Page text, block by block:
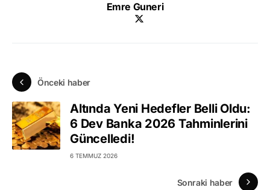
Emre Guneri
Önceki haber
Altında Yeni Hedefler Belli Oldu:
6 Dev Banka 2026 Tahminlerini
Güncelledi!
6 TEMMUZ 2026
Sonraki haber